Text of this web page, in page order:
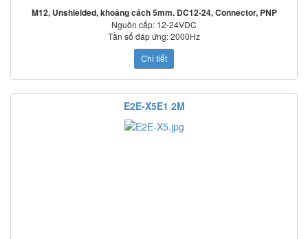
M12, Unshielded, khoảng cách 5mm. DC12-24, Connector, PNP
Nguồn cấp: 12-24VDC
Tần số đáp ứng: 2000Hz
Mạch bảo vệ: Ngược cực cấp nguồn, quá áp tức thời, ngắn mạch ngõ ra
Nhiệt độ làm việc: -25
Tiêu chuẩn: IEC60529: IP67
Chi tiết
E2E-X5E1 2M